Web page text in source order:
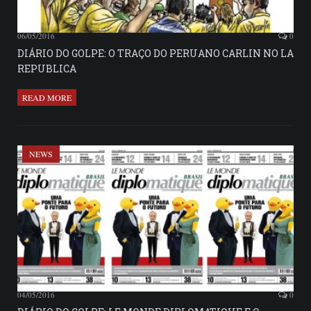
06/05/2016 0
DIÁRIO DO GOLPE: O TRAÇO DO PERUANO CARLIN NO LA
REPUBLICA
READ MORE
NEWS
04/05/2016 0